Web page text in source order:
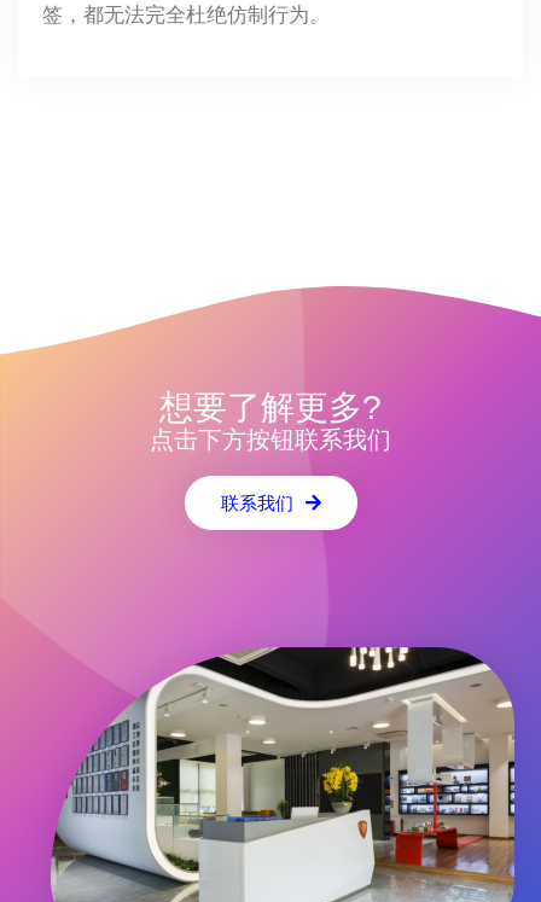
签，都无法完全杜绝仿制行为。
想要了解更多?
点击下方按钮联系我们
联系我们